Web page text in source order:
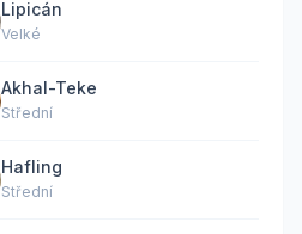
Lipicán
Velké
Akhal-Teke
Střední
Hafling
Střední